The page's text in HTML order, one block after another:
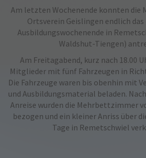
Am letzten Wochenende konnten die
Ortsverein Geislingen endlich
Ausbildungswochenende in
Waldshut-Tiengen)
Am Freitagabend, kurz nach 18.00
Mitglieder mit fünf Fahrzeugen in
Die Fahrzeuge waren bis obenhin mit
und Ausbildungsmaterial beladen.
Anreise wurden die Mehrbettzimmer
bezogen und ein kleiner Anriss über
Tage in Remetschwiel